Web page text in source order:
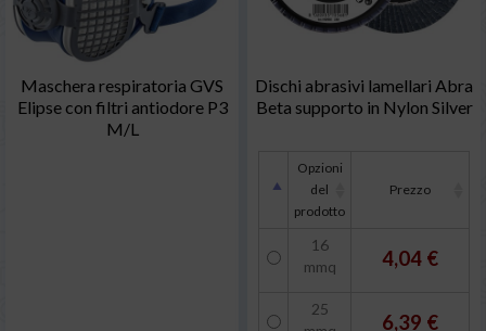
Maschera respiratoria GVS
Elipse con filtri antiodore P3
M/L
Dischi abrasivi lamellari Abra
Beta supporto in Nylon Silver
Opzioni
del
prodotto
Prezzo
16
mmq
4,04 €
25
6,39 €